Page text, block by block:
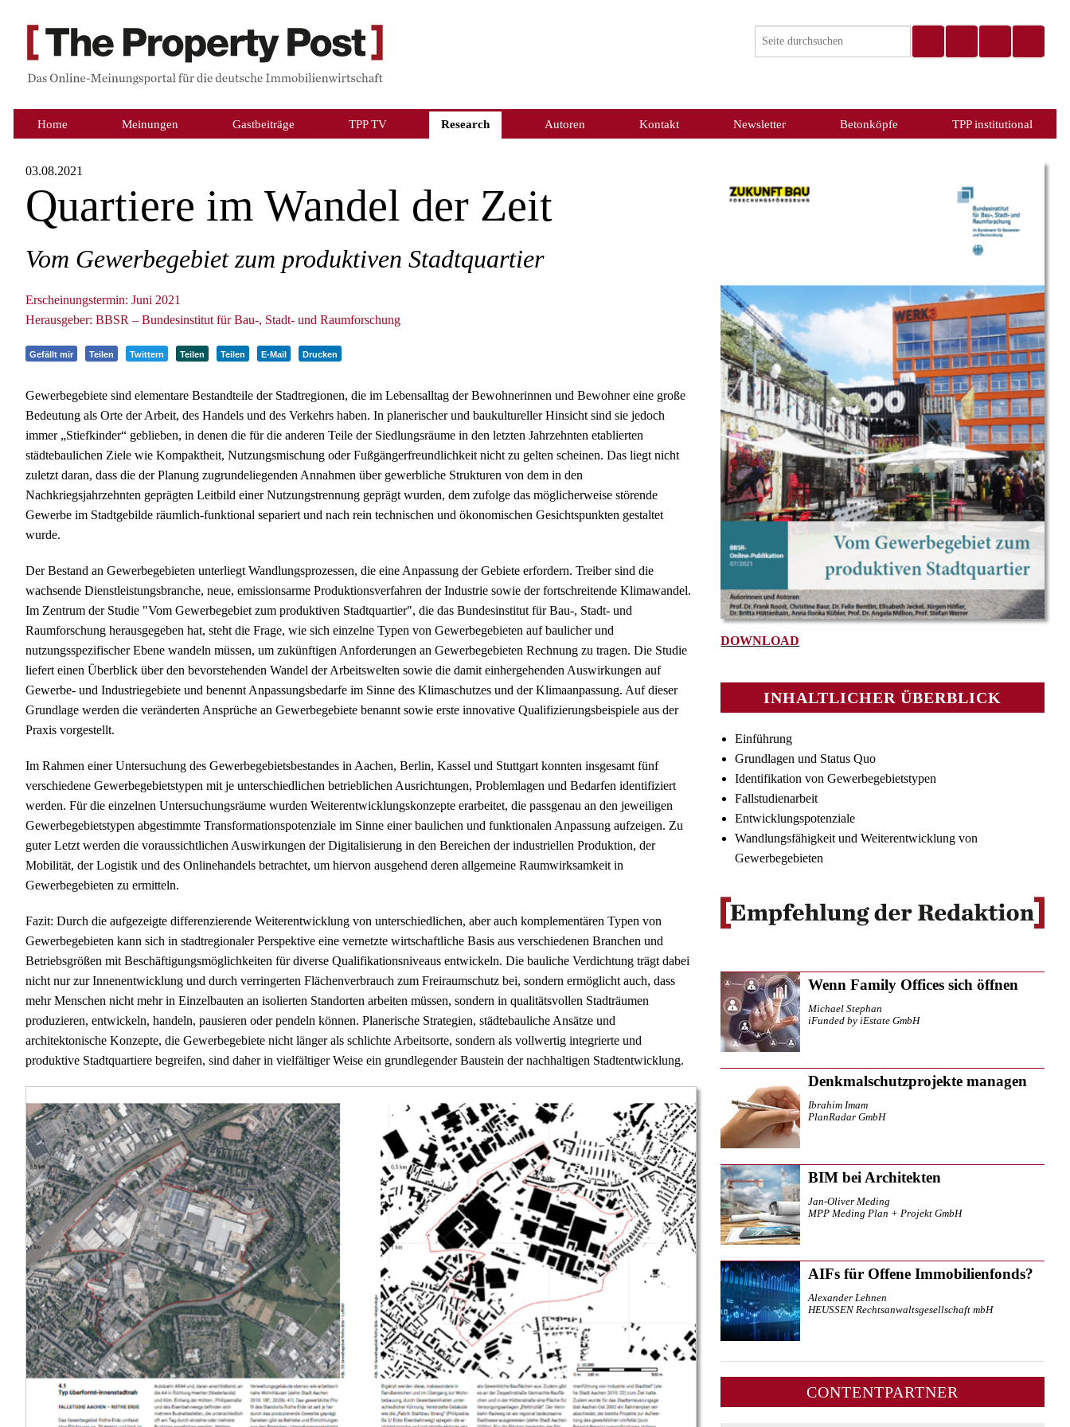
Home Meinungen Gastbeiträge TPP TV Research Autoren Kontakt Newsletter Betonköpfe TPP institutional
03.08.2021
Quartiere im Wandel der Zeit
Vom Gewerbegebiet zum produktiven Stadtquartier
Erscheinungstermin: Juni 2021
Herausgeber: BBSR – Bundesinstitut für Bau-, Stadt- und Raumforschung
Gefällt mir Teilen Twittern Teilen Teilen E-Mail Drucken
Gewerbegebiete sind elementare Bestandteile der Stadtregionen, die im Lebensalltag der Bewohnerinnen und Bewohner eine große
Bedeutung als Orte der Arbeit, des Handels und des Verkehrs haben. In planerischer und baukultureller Hinsicht sind sie jedoch
immer „Stiefkinder“ geblieben, in denen die für die anderen Teile der Siedlungsräume in den letzten Jahrzehnten etablierten
städtebaulichen Ziele wie Kompaktheit, Nutzungsmischung oder Fußgängerfreundlichkeit nicht zu gelten scheinen. Das liegt nicht
zuletzt daran, dass die der Planung zugrundeliegenden Annahmen über gewerbliche Strukturen von dem in den
Nachkriegsjahrzehnten geprägten Leitbild einer Nutzungstrennung geprägt wurden, dem zufolge das möglicherweise störende
Gewerbe im Stadtgebilde räumlich-funktional separiert und nach rein technischen und ökonomischen Gesichtspunkten gestaltet
wurde.
Der Bestand an Gewerbegebieten unterliegt Wandlungsprozessen, die eine Anpassung der Gebiete erfordern. Treiber sind die
wachsende Dienstleistungsbranche, neue, emissionsarme Produktionsverfahren der Industrie sowie der fortschreitende Klimawandel.
Im Zentrum der Studie "Vom Gewerbegebiet zum produktiven Stadtquartier", die das Bundesinstitut für Bau-, Stadt- und
Raumforschung herausgegeben hat, steht die Frage, wie sich einzelne Typen von Gewerbegebieten auf baulicher und
nutzungsspezifischer Ebene wandeln müssen, um zukünftigen Anforderungen an Gewerbegebieten Rechnung zu tragen. Die Studie
liefert einen Überblick über den bevorstehenden Wandel der Arbeitswelten sowie die damit einhergehenden Auswirkungen auf
Gewerbe- und Industriegebiete und benennt Anpassungsbedarfe im Sinne des Klimaschutzes und der Klimaanpassung. Auf dieser
Grundlage werden die veränderten Ansprüche an Gewerbegebiete benannt sowie erste innovative Qualifizierungsbeispiele aus der
Praxis vorgestellt.
Im Rahmen einer Untersuchung des Gewerbegebietsbestandes in Aachen, Berlin, Kassel und Stuttgart konnten insgesamt fünf
verschiedene Gewerbegebietstypen mit je unterschiedlichen betrieblichen Ausrichtungen, Problemlagen und Bedarfen identifiziert
werden. Für die einzelnen Untersuchungsräume wurden Weiterentwicklungskonzepte erarbeitet, die passgenau an den jeweiligen
Gewerbegebietstypen abgestimmte Transformationspotenziale im Sinne einer baulichen und funktionalen Anpassung aufzeigen. Zu
guter Letzt werden die voraussichtlichen Auswirkungen der Digitalisierung in den Bereichen der industriellen Produktion, der
Mobilität, der Logistik und des Onlinehandels betrachtet, um hiervon ausgehend deren allgemeine Raumwirksamkeit in
Gewerbegebieten zu ermitteln.
Fazit: Durch die aufgezeigte differenzierende Weiterentwicklung von unterschiedlichen, aber auch komplementären Typen von
Gewerbegebieten kann sich in stadtregionaler Perspektive eine vernetzte wirtschaftliche Basis aus verschiedenen Branchen und
Betriebsgrößen mit Beschäftigungsmöglichkeiten für diverse Qualifikationsniveaus entwickeln. Die bauliche Verdichtung trägt dabei
nicht nur zur Innenentwicklung und durch verringerten Flächenverbrauch zum Freiraumschutz bei, sondern ermöglicht auch, dass
mehr Menschen nicht mehr in Einzelbauten an isolierten Standorten arbeiten müssen, sondern in qualitätsvollen Stadträumen
produzieren, entwickeln, handeln, pausieren oder pendeln können. Planerische Strategien, städtebauliche Ansätze und
architektonische Konzepte, die Gewerbegebiete nicht länger als schlichte Arbeitsorte, sondern als vollwertig integrierte und
produktive Stadtquartiere begreifen, sind daher in vielfältiger Weise ein grundlegender Baustein der nachhaltigen Stadtentwicklung.
DOWNLOAD
INHALTLICHER ÜBERBLICK
Einführung
Grundlagen und Status Quo
Identifikation von Gewerbegebietstypen
Fallstudienarbeit
Entwicklungspotenziale
Wandlungsfähigkeit und Weiterentwicklung von
Gewerbegebieten
Wenn Family Offices sich öffnen
Michael Stephan
iFunded by iEstate GmbH
Denkmalschutzprojekte managen
Ibrahim Imam
PlanRadar GmbH
BIM bei Architekten
Jan-Oliver Meding
MPP Meding Plan + Projekt GmbH
AIFs für Offene Immobilienfonds?
Alexander Lehnen
HEUSSEN Rechtsanwaltsgesellschaft mbH
CONTENTPARTNER